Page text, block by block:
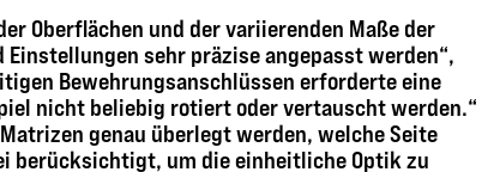
Oberflächen und der variierenden Maße der
sehr präzise angepasst werden“,
Bewehrungsanschlüssen erforderte eine
nicht beliebig rotiert oder vertauscht werden.“
genau überlegt werden, welche Seite
berücksichtigt, um die einheitliche Optik zu